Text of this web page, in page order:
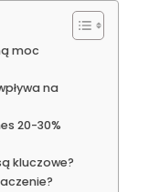
moc
na
20-30%
kluczowe?